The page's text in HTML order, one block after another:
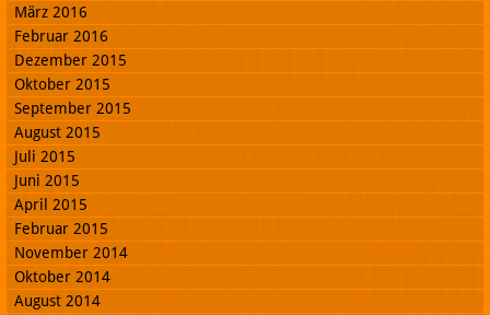
März 2016
Februar 2016
Dezember 2015
Oktober 2015
September 2015
August 2015
Juli 2015
Juni 2015
April 2015
Februar 2015
November 2014
Oktober 2014
August 2014